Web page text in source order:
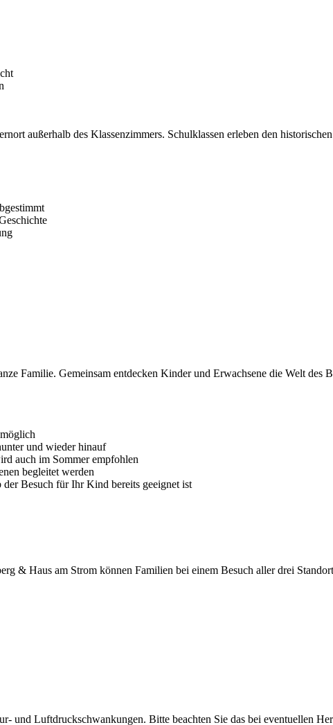
außerhalb des Klassenzimmers. Schulklassen erleben den
Familie. Gemeinsam entdecken Kinder und Erwachsene die Welt des
und wieder hinauf
auch im Sommer empfohlen
begleitet werden
Besuch für Ihr Kind bereits geeignet ist
& Haus am Strom können Familien bei einem Besuch aller drei
und Luftdruckschwankungen. Bitte beachten Sie das bei eventuellen